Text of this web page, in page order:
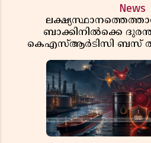
News
ബാക്കിനിൽക്കെ
കെഎസ്ആർടിസി ബസ്